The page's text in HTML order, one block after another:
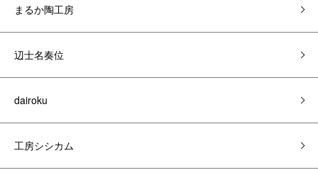
まるか陶工房
辺士名奏位
dairoku
工房シシカム